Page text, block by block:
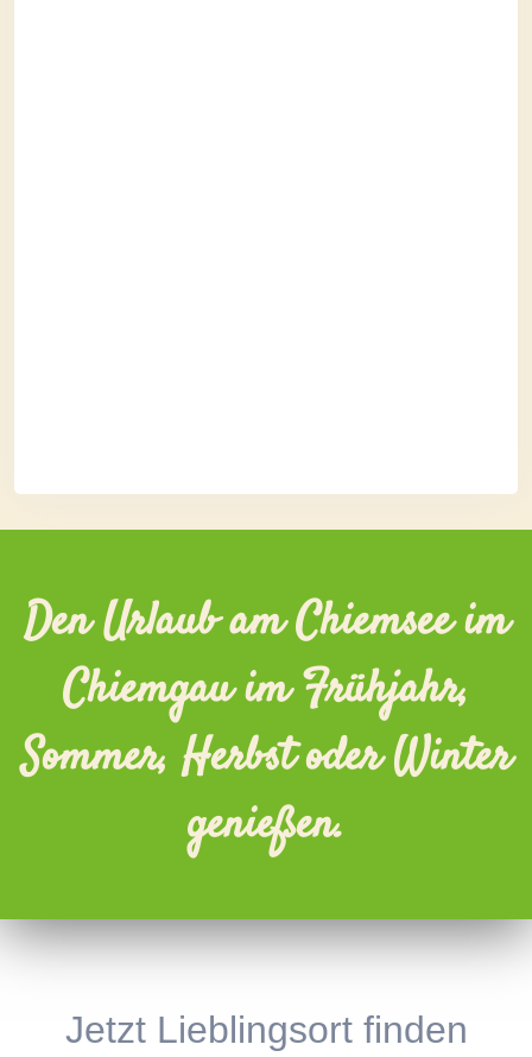
Den Urlaub am Chiemsee im
Chiemgau im Frühjahr,
Sommer, Herbst oder Winter
genießen.
Jetzt Lieblingsort finden